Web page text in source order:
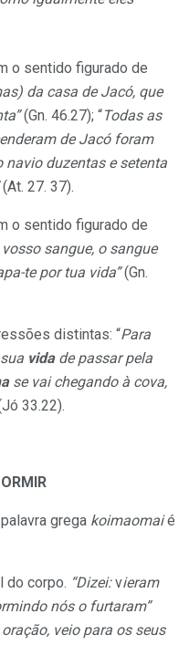
o sentido figurado de
da casa de Jacó, que
(Gn. 46.27); “Todas as
de Jacó foram
navio duzentas e setenta
(At. 27. 37).
o sentido figurado de
sangue, o sangue
te por tua vida”(Gn.
distintas: “Para
vida de passar pela
se vai chegando à cova,
33.22).
grega koimaomaié
do corpo. “Dizei:vieram
nós o furtaram”
veio para os seus